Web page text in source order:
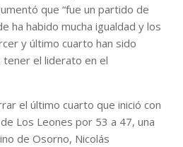
que “fue un partido de
ha habido mucha igualdad y los
y último cuarto han sido
el liderato en el
el último cuarto que inició con
Los Leones por 53 a 47, una
de Osorno, Nicolás